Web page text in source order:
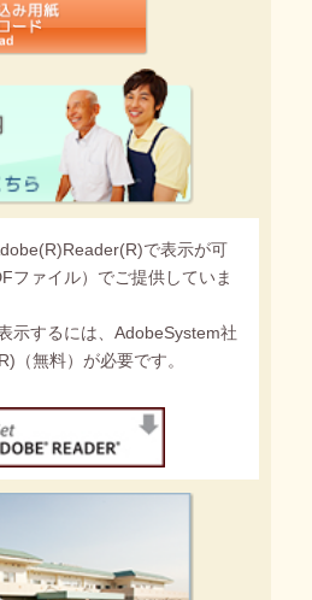
で表示が可
ファイル）でご提供していま
示するには、AdobeSystem社
（無料）が必要です。